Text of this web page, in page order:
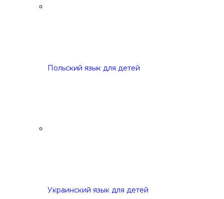
Польский язык для детей
Украинский язык для детей